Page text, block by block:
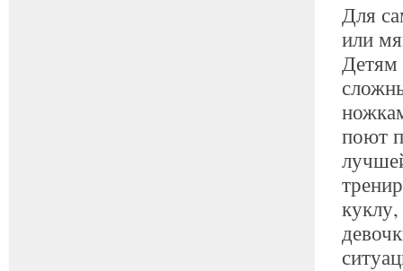
Для
или
Детям
поют